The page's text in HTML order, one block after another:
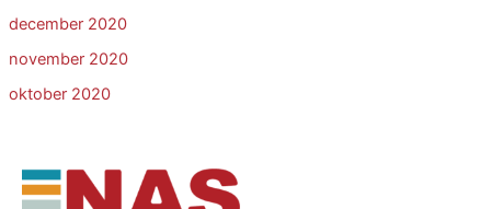
december 2020
november 2020
oktober 2020